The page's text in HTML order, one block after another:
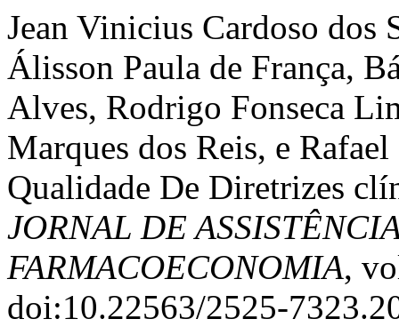
Jean Vinicius Cardoso dos
Álisson Paula de França,
Alves, Rodrigo Fonseca
Marques dos Reis, e
Qualidade De Diretrizes
JORNAL DE
FARMACOECONOMIA,
doi:10.22563/2525-